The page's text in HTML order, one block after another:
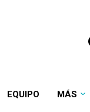
EQUIPO MÁS